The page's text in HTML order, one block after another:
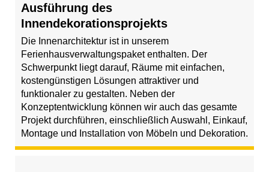
Ausführung des
Innendekorationsprojekts
Die Innenarchitektur ist in unserem
Ferienhausverwaltungspaket enthalten. Der
Schwerpunkt liegt darauf, Räume mit einfachen,
kostengünstigen Lösungen attraktiver und
funktionaler zu gestalten. Neben der
Konzeptentwicklung können wir auch das gesamte
Projekt durchführen, einschließlich Auswahl, Einkauf,
Montage und Installation von Möbeln und Dekoration.